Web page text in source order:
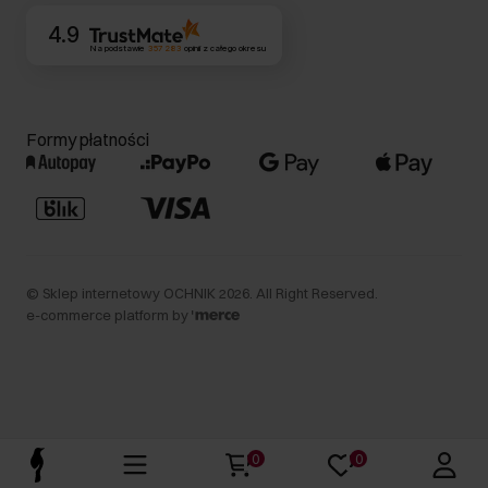
4.9
Na podstawie 357 283 opinii z całego okresu
Formy płatności
© Sklep internetowy OCHNIK 2026 . All Right Reserved.
e-commerce platform by
0 0